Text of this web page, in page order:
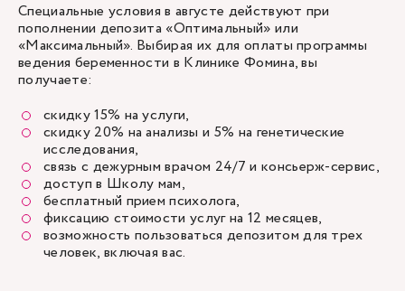
Специальные условия в августе действуют при
пополнении депозита «Оптимальный» или
«Максимальный». Выбирая их для оплаты программы
ведения беременности в Клинике Фомина, вы
получаете:
скидку 15% на услуги,
скидку 20% на анализы и 5% на генетические
исследования,
связь с дежурным врачом 24/7 и консьерж-сервис,
доступ в Школу мам,
бесплатный прием психолога,
фиксацию стоимости услуг на 12 месяцев,
возможность пользоваться депозитом для трех
человек, включая вас.